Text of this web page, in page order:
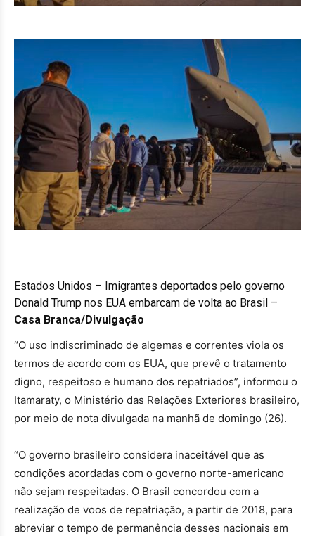
Estados Unidos – Imigrantes deportados pelo governo
Donald Trump nos EUA embarcam de volta ao Brasil –
Casa Branca/Divulgação
“O uso indiscriminado de algemas e correntes viola os
termos de acordo com os EUA, que prevê o tratamento
digno, respeitoso e humano dos repatriados”, informou o
Itamaraty, o Ministério das Relações Exteriores brasileiro,
por meio de nota divulgada na manhã de domingo (26).
“O governo brasileiro considera inaceitável que as
condições acordadas com o governo norte-americano
não sejam respeitadas. O Brasil concordou com a
realização de voos de repatriação, a partir de 2018, para
abreviar o tempo de permanência desses nacionais em